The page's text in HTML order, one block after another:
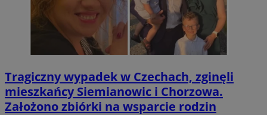
Tragiczny wypadek w Czechach, zginęli
mieszkańcy Siemianowic i Chorzowa.
Założono zbiórki na wsparcie rodzin